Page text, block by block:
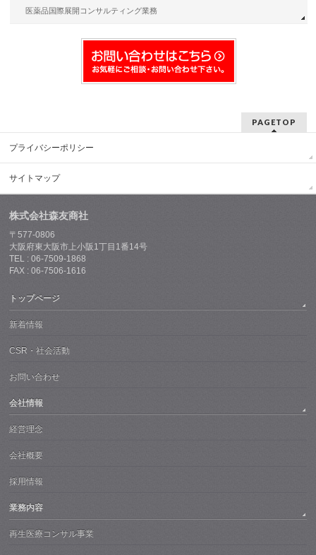
医薬品国際展開コンサルティング業務
PAGETOP
プライバシーポリシー
サイトマップ
株式会社森友商社
〒577-0806
大阪府東大阪市上小阪1丁目1番14号
TEL : 06-7509-1868
FAX : 06-7506-1616
トップページ
新着情報
CSR・社会活動
お問い合わせ
会社情報
経営理念
会社概要
採用情報
業務内容
再生医療コンサル事業